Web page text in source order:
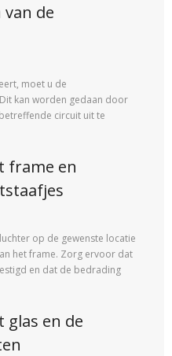
van de
moet u de
kan worden gedaan door
circuit uit te
frame en
op de gewenste locatie
het frame. Zorg ervoor dat
en dat de bedrading
glas en de